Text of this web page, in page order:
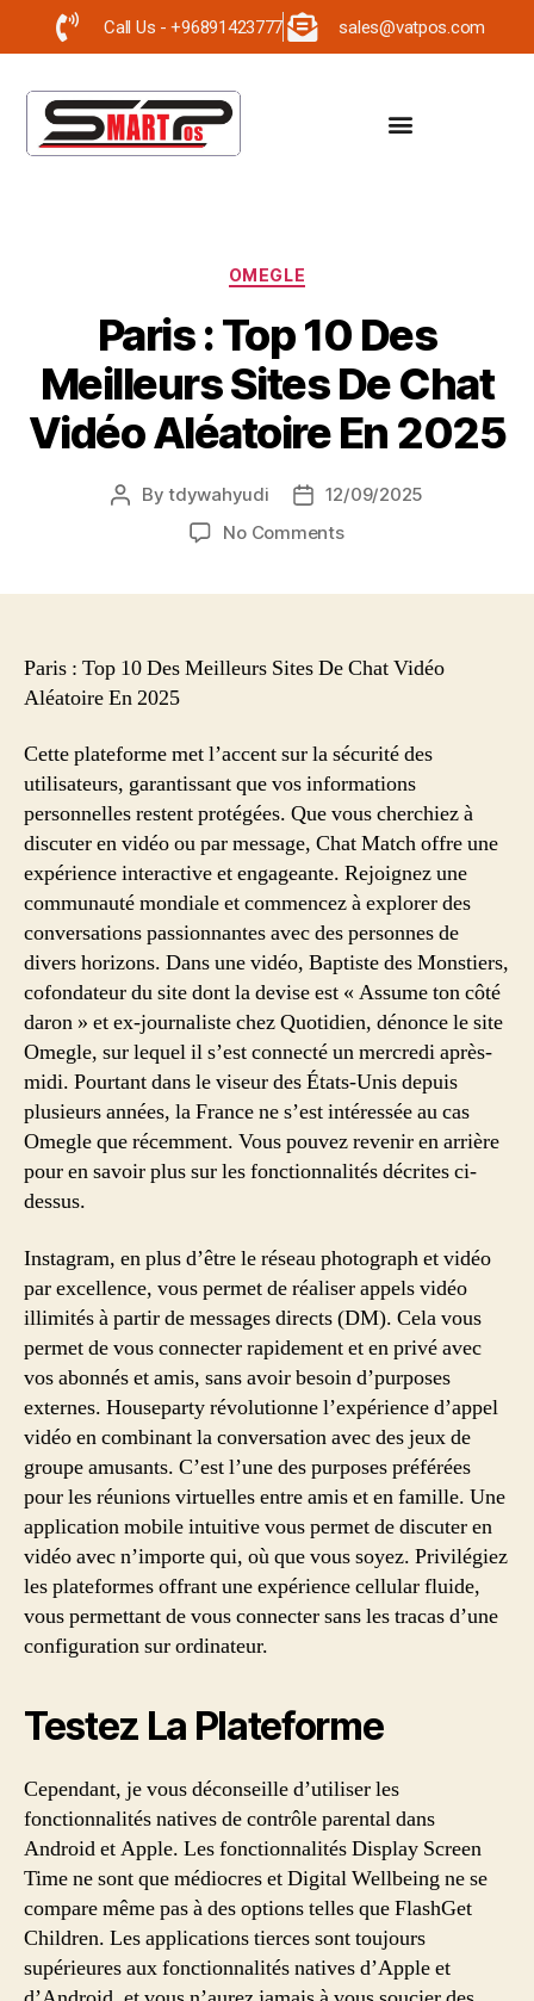
Call Us - +96891423777 sales@vatpos.com
OMEGLE
Paris : Top 10 Des
Meilleurs Sites De Chat
Vidéo Aléatoire En 2025
Bytdywahyudi
12/09/2025
No Comments
Paris : Top 10 Des Meilleurs Sites De Chat Vidéo
Aléatoire En 2025
Cette plateforme met l’accent sur la sécurité des
utilisateurs, garantissant que vos informations
personnelles restent protégées. Que vous cherchiez à
discuter en vidéo ou par message, Chat Match offre une
expérience interactive et engageante. Rejoignez une
communauté mondiale et commencez à explorer des
conversations passionnantes avec des personnes de
divers horizons. Dans une vidéo, Baptiste des Monstiers,
cofondateur du site dont la devise est « Assume ton côté
daron » et ex-journaliste chez Quotidien, dénonce le site
Omegle, sur lequel il s’est connecté un mercredi après-
midi. Pourtant dans le viseur des États-Unis depuis
plusieurs années, la France ne s’est intéressée au cas
Omegle que récemment. Vous pouvez revenir en arrière
pour en savoir plus sur les fonctionnalités décrites ci-
dessus.
Instagram, en plus d’être le réseau photograph et vidéo
par excellence, vous permet de réaliser appels vidéo
illimités à partir de messages directs (DM). Cela vous
permet de vous connecter rapidement et en privé avec
vos abonnés et amis, sans avoir besoin d’purposes
externes. Houseparty révolutionne l’expérience d’appel
vidéo en combinant la conversation avec des jeux de
groupe amusants. C’est l’une des purposes préférées
pour les réunions virtuelles entre amis et en famille. Une
application mobile intuitive vous permet de discuter en
vidéo avec n’importe qui, où que vous soyez. Privilégiez
les plateformes offrant une expérience cellular fluide,
vous permettant de vous connecter sans les tracas d’une
configuration sur ordinateur.
Testez La Plateforme
Cependant, je vous déconseille d’utiliser les
fonctionnalités natives de contrôle parental dans
Android et Apple. Les fonctionnalités Display Screen
Time ne sont que médiocres et Digital Wellbeing ne se
compare même pas à des options telles que FlashGet
Children. Les applications tierces sont toujours
supérieures aux fonctionnalités natives d’Apple et